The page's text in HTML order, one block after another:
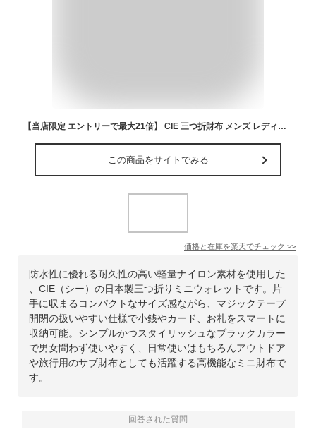
【当店限定 エントリーで最大21倍】 CIE 三つ折財布 メンズ レディース かわいい シー 財布 ブランド コンパクト ミニ ミニ財布 ミニウォレット 小さい マジックテープ 黒 ブラック ナイロン 防水 シンプル 小銭入れ 日本製 軽い VARIOUS COMPACT WALLET 021851
この商品をサイトでみる
価格と在庫を楽天でチェック >>
防水性に優れる耐久性の高い軽量ナイロン素材を使用した
、CIE（シー）の日本製三つ折りミニウォレットです。片
手に収まるコンパクトなサイズ感ながら、マジックテープ
開閉の扱いやすい仕様で小銭やカード、お札をスマートに
収納可能。シンプルかつスタイリッシュなブラックカラー
で男女問わず使いやすく、日常使いはもちろんアウトドア
や旅行用のサブ財布としても活躍する高機能なミニ財布で
す。
回答された質問